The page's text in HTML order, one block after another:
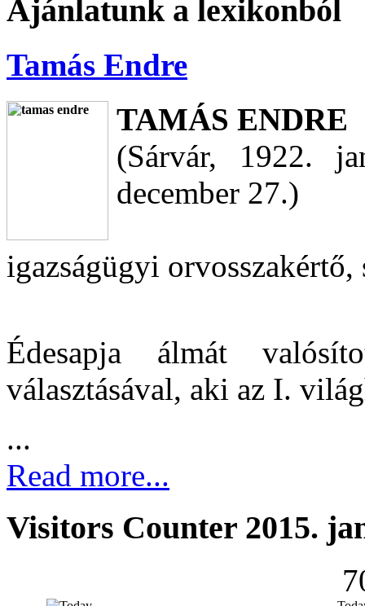
Ajánlatunk a lexikonból
Tamás Endre
TAMÁS ENDRE
(Sárvár, 1922.
december 27.)
igazságügyi orvosszakértő,
Édesapja álmát
választásával, aki az I.
...
Read more...
Visitors Counter 2015.